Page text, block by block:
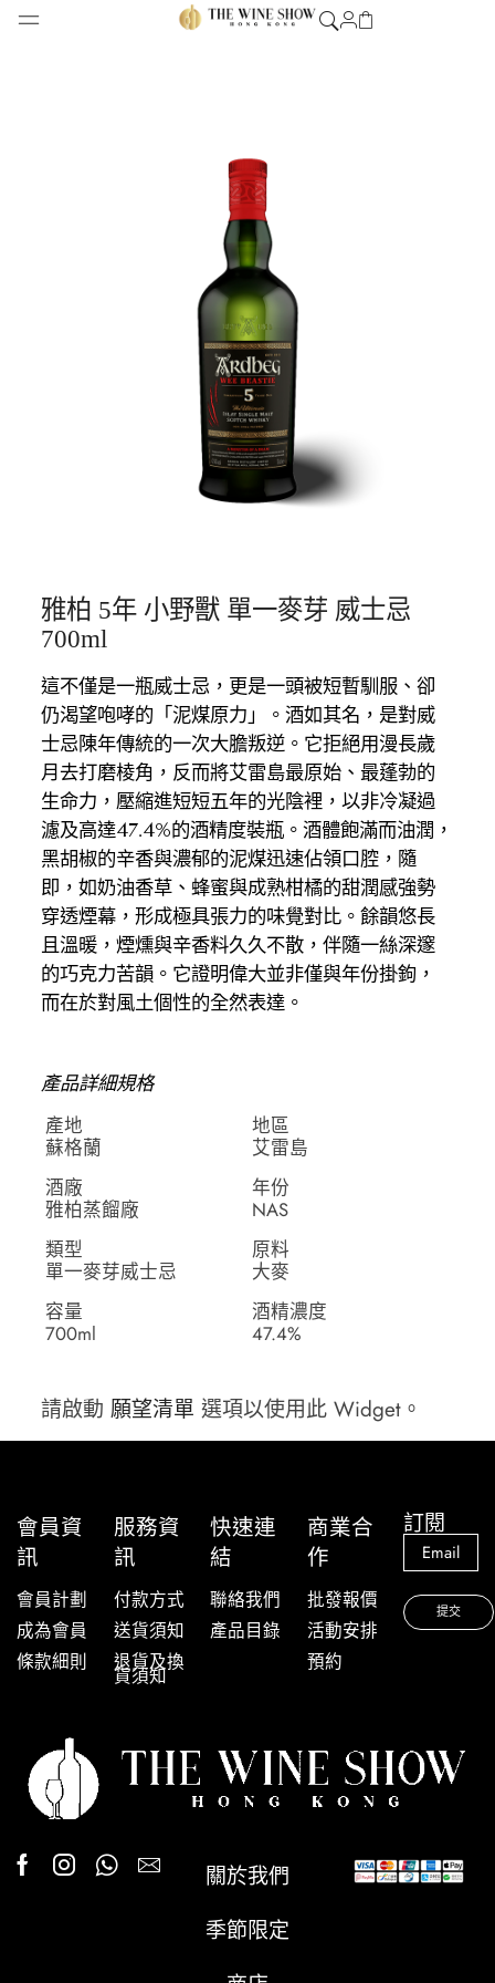
雅柏 5年 小野獸 單一麥芽 威士忌
700ml
這不僅是一瓶威士忌，更是一頭被短暫馴服、卻
仍渴望咆哮的「泥煤原力」。酒如其名，是對威
士忌陳年傳統的一次大膽叛逆。它拒絕用漫長歲
月去打磨棱角，反而將艾雷島最原始、最蓬勃的
生命力，壓縮進短短五年的光陰裡，以非冷凝過
濾及高達47.4%的酒精度裝瓶。酒體飽滿而油潤，
黑胡椒的辛香與濃郁的泥煤迅速佔領口腔，隨
即，如奶油香草、蜂蜜與成熟柑橘的甜潤感強勢
穿透煙幕，形成極具張力的味覺對比。餘韻悠長
且溫暖，煙燻與辛香料久久不散，伴隨一絲深邃
的巧克力苦韻。它證明偉大並非僅與年份掛鉤，
而在於對風土個性的全然表達。
產品詳細規格
產地
蘇格蘭
地區
艾雷島
酒廠
雅柏蒸餾廠
年份
NAS
類型
單一麥芽威士忌
原料
大麥
容量
700ml
酒精濃度
47.4%
請啟動願望清單 選項以使用此 Widget。
會員資
訊
會員計劃
成為會員
條款細則
服務資
訊
付款方式
送貨須知
退貨及換
貨須知
快速連
結
聯絡我們
產品目錄
商業合
作
批發報價
活動安排
預約
訂閱
關於我們
季節限定